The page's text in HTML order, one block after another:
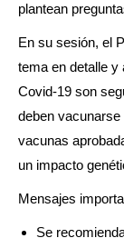
plantean
En su sesión, el
tema en detalle y
Covid-19 son
deben
vacunas
un impacto
Mensajes
Se